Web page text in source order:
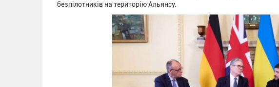
безпілотників на територію Альянсу.